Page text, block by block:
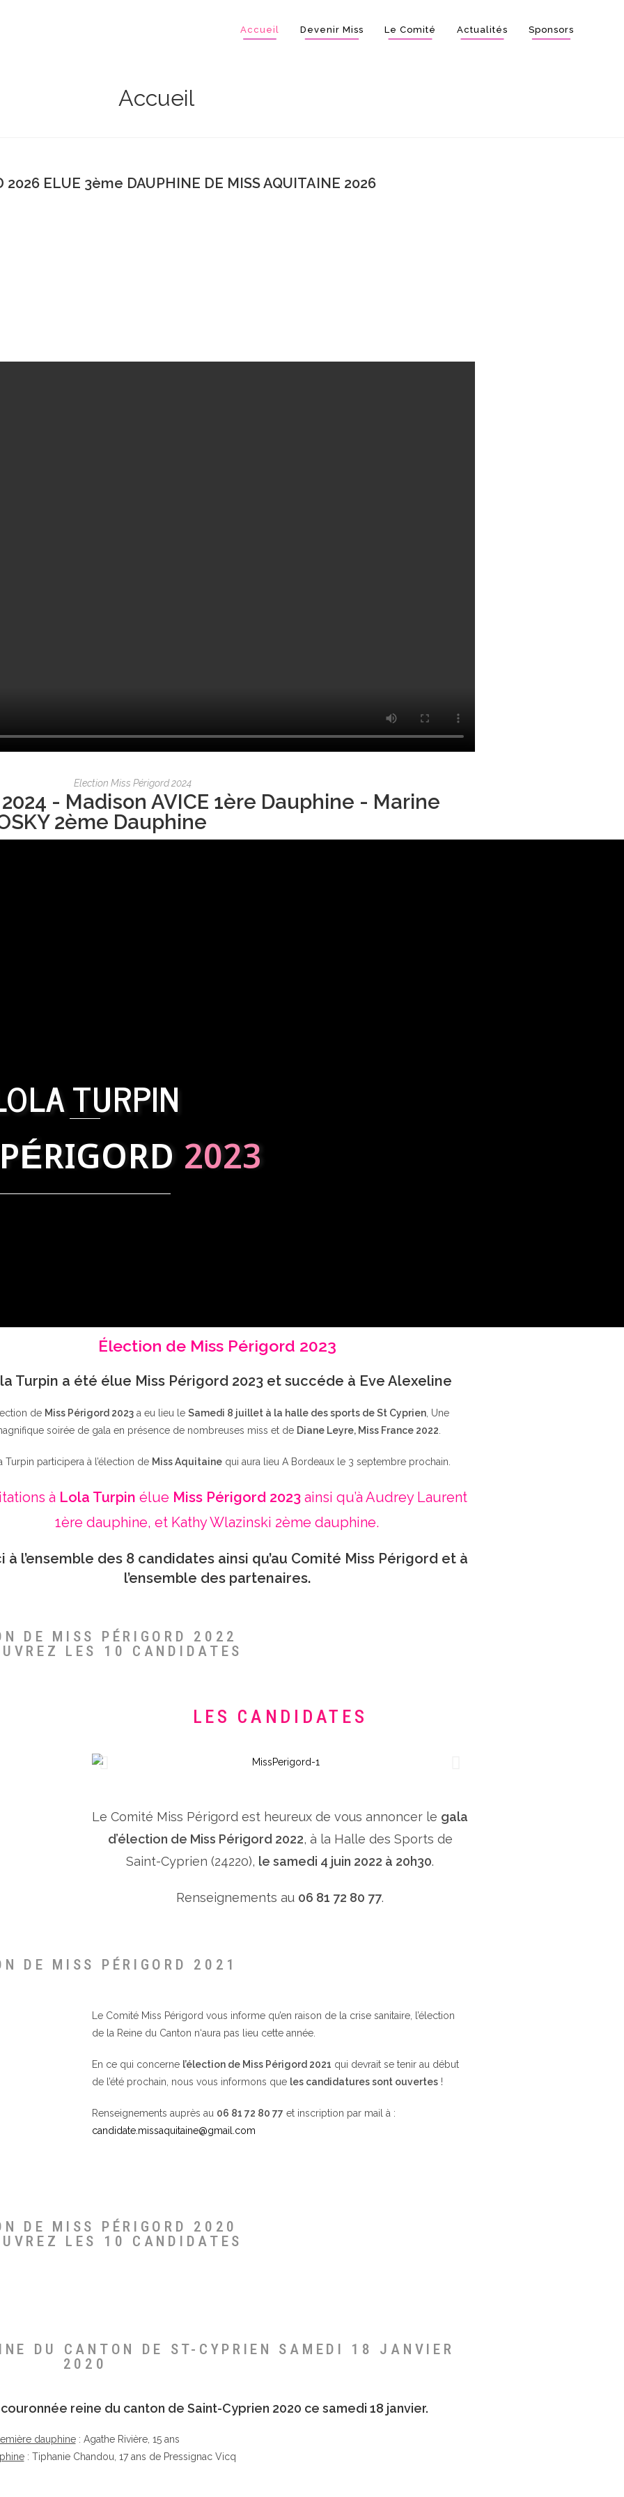
Accueil Devenir Miss Le Comité Actualités Sponsors
Accueil
2026 ELUE 3ème DAUPHINE DE MISS AQUITAINE 2026
Election Miss Périgord 2024
- Madison AVICE 1ère Dauphine - Marine
2ème Dauphine
TURPIN
2023
Élection de Miss Périgord 2023
Turpin a été élue Miss Périgord 2023 et succéde à Eve Alexeline
de Miss Périgord 2023a eu lieu le Samedi 8 juillet à la halle des sports de St Cyprien, Une
soirée de gala en présence de nombreuses miss et de Diane Leyre, Miss France 2022
Turpin participera à l’élection de Miss Aquitaine qui aura lieu A Bordeaux le 3 septembre prochain.
à Lola Turpin élue Miss Périgord 2023ainsi qu’à Audrey Laurent
1ère dauphine, et Kathy Wlazinski 2ème dauphine.
à l’ensemble des 8 candidates ainsi qu’au Comité Miss Périgord et à
l’ensemble des partenaires.
DE MISS PÉRIGORD 2022
LES 10 CANDIDATES
LES CANDIDATES
Le Comité Miss Périgord est heureux de vous annoncer le gala
d’élection de Miss Périgord 2022, à la Halle des Sports de
Saint-Cyprien (24220), le samedi 4 juin 2022 à 20h30.
Renseignements au 06 81 72 80 77.
DE MISS PÉRIGORD 2021
Le Comité Miss Périgord vous informe qu’en raison de la crise sanitaire, l’élection
de la Reine du Canton n‘aura pas lieu cette année.
En ce qui concerne l’élection de Miss Périgord 2021 qui devrait se tenir au début
de l’été prochain, nous vous informons que les candidatures sont ouvertes !
Renseignements auprès au 06 81 72 80 77 et inscription par mail à :
candidate.missaquitaine@gmail.com
DE MISS PÉRIGORD 2020
LES 10 CANDIDATES
DU CANTON DE ST-CYPRIEN SAMEDI 18 JANVIER
2020
couronnée reine du canton de Saint-Cyprien 2020 ce samedi 18 janvier.
dauphine: Agathe Rivière, 15 ans
: Tiphanie Chandou, 17 ans de Pressignac Vicq